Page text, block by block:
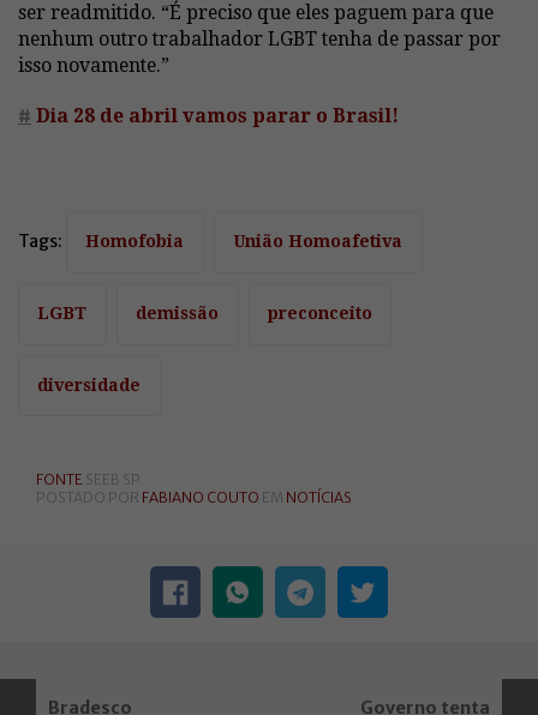
ser readmitido. “É preciso que eles paguem para que
nenhum outro trabalhador LGBT tenha de passar por
isso novamente.”
# Dia 28 de abril vamos parar o Brasil!
Tags: Homofobia União Homoafetiva
LGBT demissão preconceito
diversidade
FONTE SEEB SP
POSTADO POR FABIANO COUTO EM NOTÍCIAS
Bradesco
Governo tenta